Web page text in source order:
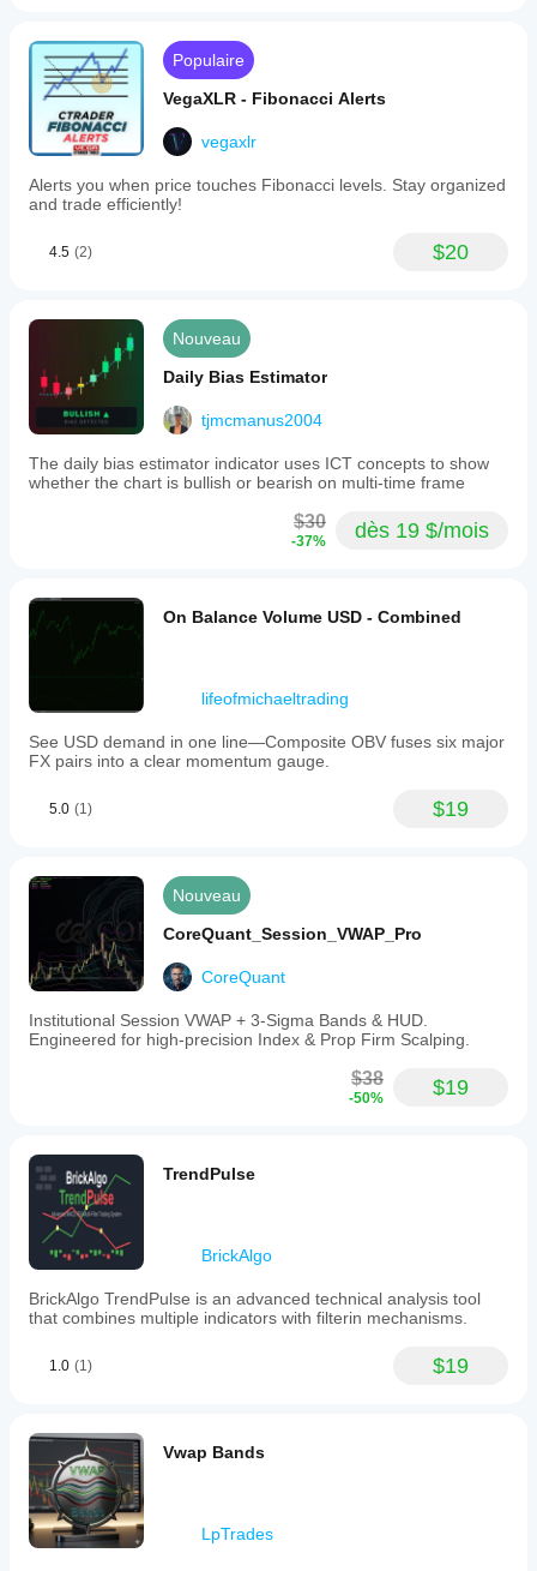
Populaire
VegaXLR - Fibonacci Alerts
vegaxlr
Alerts you when price touches Fibonacci levels. Stay organized
and trade efficiently!
4.5 (2) $20
Nouveau
Daily Bias Estimator
tjmcmanus2004
The daily bias estimator indicator uses ICT concepts to show
whether the chart is bullish or bearish on multi-time frame
$30
-37% dès 19 $/mois
On Balance Volume USD - Combined
lifeofmichaeltrading
See USD demand in one line—Composite OBV fuses six major
FX pairs into a clear momentum gauge.
5.0 (1) $19
Nouveau
CoreQuant_Session_VWAP_Pro
CoreQuant
Institutional Session VWAP + 3-Sigma Bands & HUD.
Engineered for high-precision Index & Prop Firm Scalping.
$38
-50% $19
TrendPulse
BrickAlgo
BrickAlgo TrendPulse is an advanced technical analysis tool
that combines multiple indicators with filterin mechanisms.
1.0 (1) $19
Vwap Bands
LpTrades